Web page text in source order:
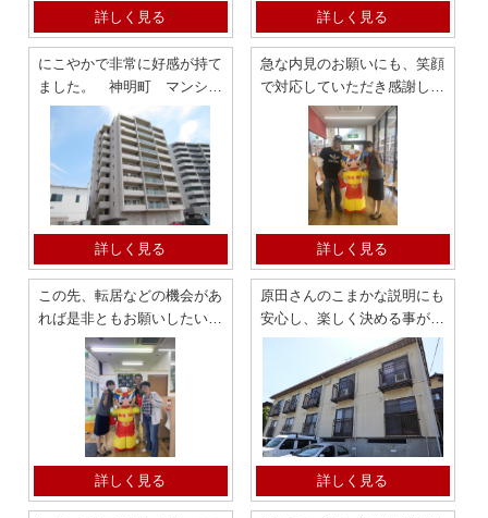
詳しく見る 詳しく見る
にこやかで非常に好感が持て
ました。 神明町 マンショ
詳しく見る
急な内見のお願いにも、笑顔
で対応していただき感謝して
おります。
詳しく見る
この先、転居などの機会があ
れば是非ともお願いしたいと
考えています 2LDK タウン
ハウス
詳しく見る
原田さんのこまかな説明にも
安心し、楽しく決める事が出
来ました。
詳しく見る